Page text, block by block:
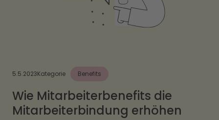
5.5.2023Kategorie Benefits
Wie Mitarbeiterbenefits die
Mitarbeiterbindung erhöhen